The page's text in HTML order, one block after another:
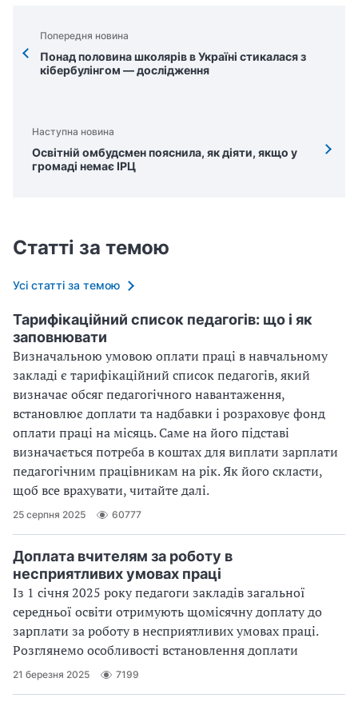
Попередня новина
Понад половина школярів в Україні стикалася з
кібербулінгом — дослідження
Наступна новина
Освітній омбудсмен пояснила, як діяти, якщо у
громаді немає ІРЦ
Статті за темою
Усі статті за темою
Тарифікаційний список педагогів: що і як
заповнювати
Визначальною умовою оплати праці в навчальному
закладі є тарифікаційний список педагогів, який
визначає обсяг педагогічного навантаження,
встановлює доплати та надбавки і розраховує фонд
оплати праці на місяць. Саме на його підставі
визначається потреба в коштах для виплати зарплати
педагогічним працівникам на рік. Як його скласти,
щоб все врахувати, читайте далі.
25 серпня 2025 60777
Доплата вчителям за роботу в
несприятливих умовах праці
Із 1 січня 2025 року педагоги закладів загальної
середньої освіти отримують щомісячну доплату до
зарплати за роботу в несприятливих умовах праці.
Розглянемо особливості встановлення доплати
21 березня 2025 7199